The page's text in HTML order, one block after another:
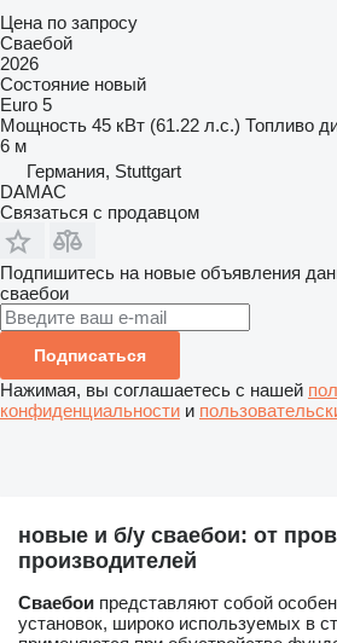
Цена по запросу
Сваебой
2026
Состояние новый
Euro 5
Мощность 45 кВт (61.22 л.с.) Топливо
6 м
Германия, Stuttgart
DAMAC
Связаться с продавцом
Подпишитесь на новые объявления
сваебои
Подписаться
Нажимая, вы соглашаетесь с нашей
конфиденциальности и
новые и б/у сваебои: от
производителей
Сваебои представляют собой
установок, широко используемых в